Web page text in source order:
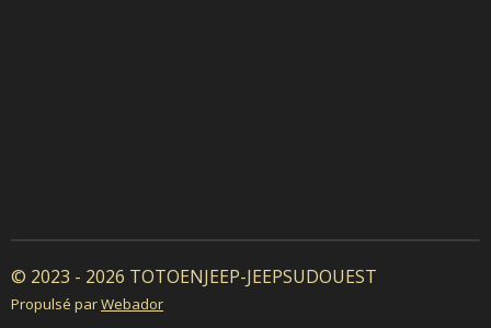
© 2023 - 2026 TOTOENJEEP-JEEPSUDOUEST
Propulsé parWebador